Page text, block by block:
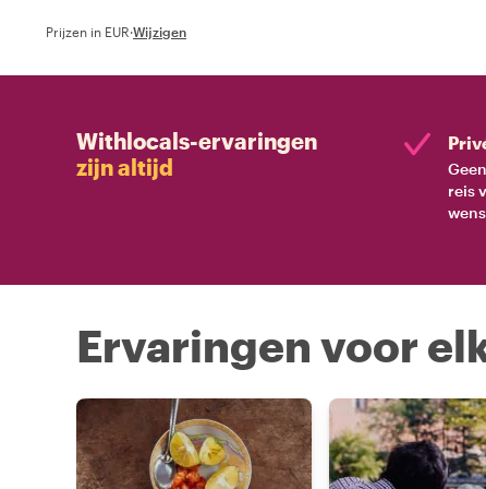
Prijzen in EUR·Wijzigen
Withlocals-ervaringen
zijn altijd
reis
Ervaringen voor